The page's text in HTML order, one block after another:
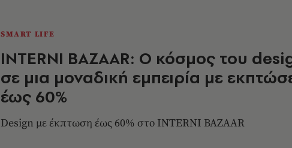
SMART LIFE
INTERNI BAZAAR: Ο κόσμος του
σε μια μοναδική εμπειρία με
έως 60%
Design με έκπτωση έως 60% στο INTERNI BAZAAR